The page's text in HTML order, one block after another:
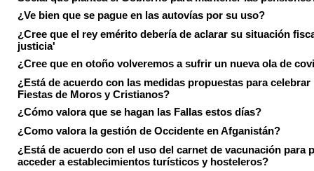
¿Ve bien que se pague en las autovías por su uso?
¿Cree que el rey emérito debería de aclarar su situación
justicia'
¿Cree que en otoño volveremos a sufrir un nueva ola de
¿Está de acuerdo con las medidas propuestas para celebrar
Fiestas de Moros y Cristianos?
¿Cómo valora que se hagan las Fallas estos días?
¿Como valora la gestión de Occidente en Afganistán?
¿Está de acuerdo con el uso del carnet de vacunación para
acceder a establecimientos turísticos y hosteleros?